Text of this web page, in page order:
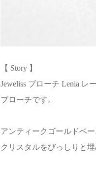
【 Story 】
Jeweliss ブローチ Lenia
ブローチです。
アンティークゴールドベ
クリスタルをびっしりと